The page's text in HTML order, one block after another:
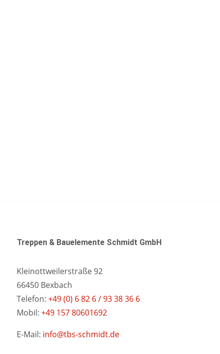
Treppen & Bauelemente Schmidt GmbH
Kleinottweilerstraße 92
66450 Bexbach
Telefon: +49 (0) 6 82 6 / 93 38 36 6
Mobil: +49 157 80601692
E-Mail: info@tbs-schmidt.de